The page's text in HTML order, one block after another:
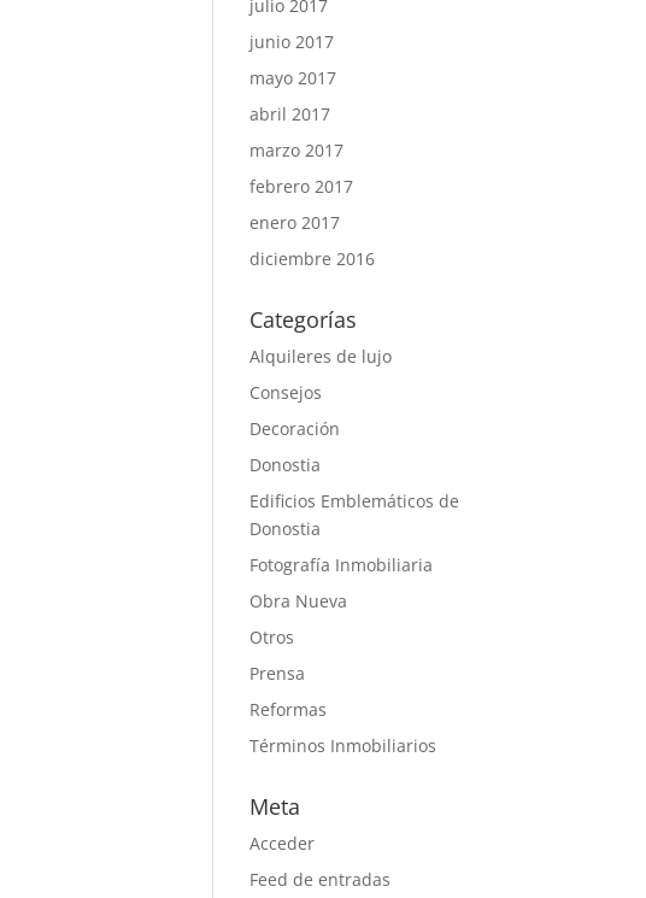
julio 2017
junio 2017
mayo 2017
abril 2017
marzo 2017
febrero 2017
enero 2017
diciembre 2016
Categorías
Alquileres de lujo
Consejos
Decoración
Donostia
Edificios Emblemáticos de
Donostia
Fotografía Inmobiliaria
Obra Nueva
Otros
Prensa
Reformas
Términos Inmobiliarios
Meta
Acceder
Feed de entradas